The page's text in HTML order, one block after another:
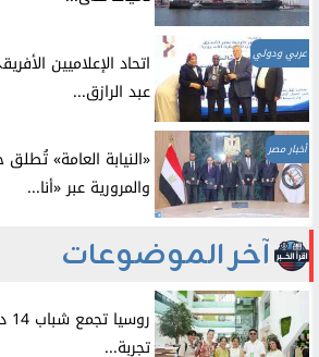
عربي ودولي
اتحاد الإعلاميين
عبد الرازق...
أخبار مصر
​«النيابة العامة»
والمرورية عبر «أنا...
آخر الموضوعات
تجربة...